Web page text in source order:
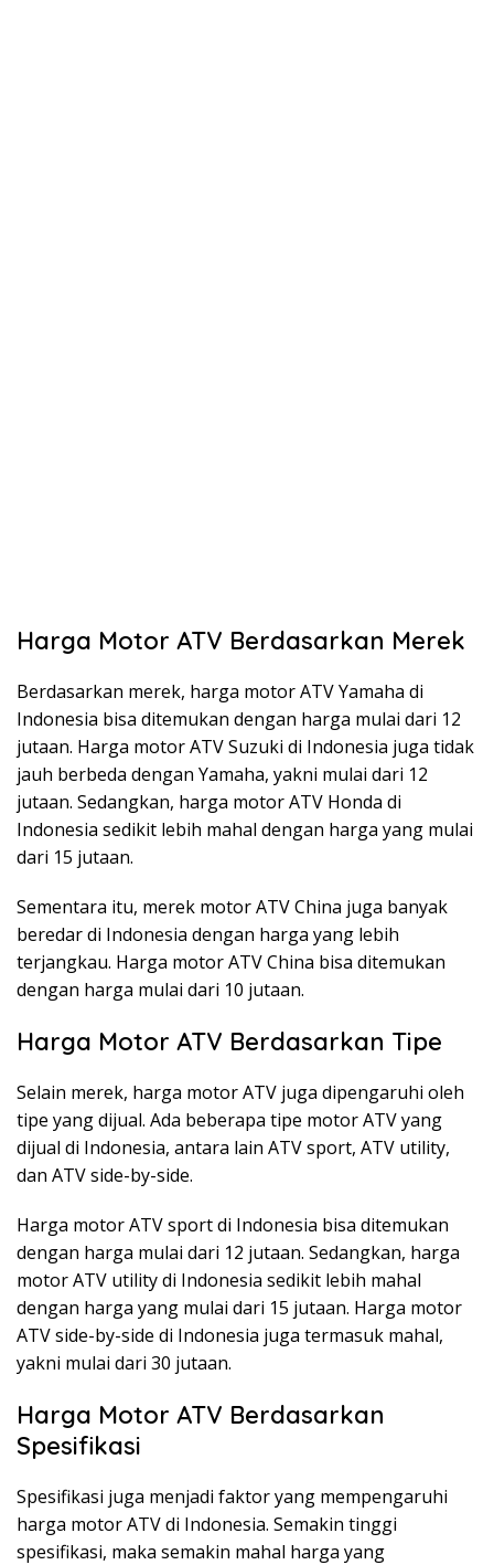
Harga Motor ATV Berdasarkan Merek
Berdasarkan merek, harga motor ATV Yamaha di
Indonesia bisa ditemukan dengan harga mulai dari 12
jutaan. Harga motor ATV Suzuki di Indonesia juga tidak
jauh berbeda dengan Yamaha, yakni mulai dari 12
jutaan. Sedangkan, harga motor ATV Honda di
Indonesia sedikit lebih mahal dengan harga yang mulai
dari 15 jutaan.
Sementara itu, merek motor ATV China juga banyak
beredar di Indonesia dengan harga yang lebih
terjangkau. Harga motor ATV China bisa ditemukan
dengan harga mulai dari 10 jutaan.
Harga Motor ATV Berdasarkan Tipe
Selain merek, harga motor ATV juga dipengaruhi oleh
tipe yang dijual. Ada beberapa tipe motor ATV yang
dijual di Indonesia, antara lain ATV sport, ATV utility,
dan ATV side-by-side.
Harga motor ATV sport di Indonesia bisa ditemukan
dengan harga mulai dari 12 jutaan. Sedangkan, harga
motor ATV utility di Indonesia sedikit lebih mahal
dengan harga yang mulai dari 15 jutaan. Harga motor
ATV side-by-side di Indonesia juga termasuk mahal,
yakni mulai dari 30 jutaan.
Harga Motor ATV Berdasarkan
Spesifikasi
Spesifikasi juga menjadi faktor yang mempengaruhi
harga motor ATV di Indonesia. Semakin tinggi
spesifikasi, maka semakin mahal harga yang